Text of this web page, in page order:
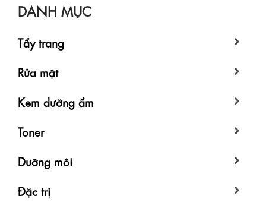
DANH MỤC
Tẩy trang
Rửa mặt
Kem dưỡng ẩm
Toner
Dưỡng môi
Đặc trị